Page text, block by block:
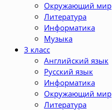
Окружающий мир
Литература
Информатика
Музыка
3 класс
Английский язык
Русский язык
Информатика
Окружающий мир
Литература